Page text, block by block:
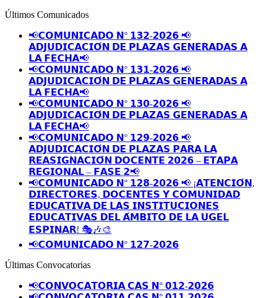
Últimos Comunicados
📢𝗖𝗢𝗠𝗨𝗡𝗜𝗖𝗔𝗗𝗢 𝗡° 𝟭𝟯𝟮-𝟮𝟬𝟮𝟲 📢
𝗔𝗗𝗝𝗨𝗗𝗜𝗖𝗔𝗖𝗜𝗢́𝗡 𝗗𝗘 𝗣𝗟𝗔𝗭𝗔𝗦 𝗚𝗘𝗡𝗘𝗥𝗔𝗗𝗔𝗦 𝗔
𝗟𝗔 𝗙𝗘𝗖𝗛𝗔📢
📢𝗖𝗢𝗠𝗨𝗡𝗜𝗖𝗔𝗗𝗢 𝗡° 𝟭𝟯𝟭-𝟮𝟬𝟮𝟲 📢
𝗔𝗗𝗝𝗨𝗗𝗜𝗖𝗔𝗖𝗜𝗢́𝗡 𝗗𝗘 𝗣𝗟𝗔𝗭𝗔𝗦 𝗚𝗘𝗡𝗘𝗥𝗔𝗗𝗔𝗦 𝗔
𝗟𝗔 𝗙𝗘𝗖𝗛𝗔📢
📢𝗖𝗢𝗠𝗨𝗡𝗜𝗖𝗔𝗗𝗢 𝗡° 𝟭𝟯𝟬-𝟮𝟬𝟮𝟲 📢
𝗔𝗗𝗝𝗨𝗗𝗜𝗖𝗔𝗖𝗜𝗢́𝗡 𝗗𝗘 𝗣𝗟𝗔𝗭𝗔𝗦 𝗚𝗘𝗡𝗘𝗥𝗔𝗗𝗔𝗦 𝗔
𝗟𝗔 𝗙𝗘𝗖𝗛𝗔📢
📢𝗖𝗢𝗠𝗨𝗡𝗜𝗖𝗔𝗗𝗢 𝗡° 𝟭𝟮𝟵-𝟮𝟬𝟮𝟲 📢
𝗔𝗗𝗝𝗨𝗗𝗜𝗖𝗔𝗖𝗜𝗢́𝗡 𝗗𝗘 𝗣𝗟𝗔𝗭𝗔𝗦 𝗣𝗔𝗥𝗔 𝗟𝗔
𝗥𝗘𝗔𝗦𝗜𝗚𝗡𝗔𝗖𝗜𝗢́𝗡 𝗗𝗢𝗖𝗘𝗡𝗧𝗘 𝟮𝟬𝟮𝟲 – 𝗘𝗧𝗔𝗣𝗔
𝗥𝗘𝗚𝗜𝗢𝗡𝗔𝗟 – 𝗙𝗔𝗦𝗘 𝟮📢
📢𝗖𝗢𝗠𝗨𝗡𝗜𝗖𝗔𝗗𝗢 𝗡° 𝟭𝟮𝟴-𝟮𝟬𝟮𝟲 📢 ¡𝗔𝗧𝗘𝗡𝗖𝗜𝗢́𝗡,
𝗗𝗜𝗥𝗘𝗖𝗧𝗢𝗥𝗘𝗦, 𝗗𝗢𝗖𝗘𝗡𝗧𝗘𝗦 𝗬 𝗖𝗢𝗠𝗨𝗡𝗜𝗗𝗔𝗗
𝗘𝗗𝗨𝗖𝗔𝗧𝗜𝗩𝗔 𝗗𝗘 𝗟𝗔𝗦 𝗜𝗡𝗦𝗧𝗜𝗧𝗨𝗖𝗜𝗢𝗡𝗘𝗦
𝗘𝗗𝗨𝗖𝗔𝗧𝗜𝗩𝗔𝗦 𝗗𝗘𝗟 𝗔́𝗠𝗕𝗜𝗧𝗢 𝗗𝗘 𝗟𝗔 𝗨𝗚𝗘𝗟
𝗘𝗦𝗣𝗜𝗡𝗔𝗥! 🎭🎶🎨
📢𝗖𝗢𝗠𝗨𝗡𝗜𝗖𝗔𝗗𝗢 𝗡° 𝟭𝟮𝟳-𝟮𝟬𝟮𝟲
Últimas Convocatorias
📢𝗖𝗢𝗡𝗩𝗢𝗖𝗔𝗧𝗢𝗥𝗜𝗔 𝗖𝗔𝗦 𝗡° 𝟬𝟭𝟮-𝟮𝟬𝟮𝟲